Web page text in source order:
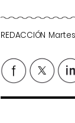
REDACCIÓN